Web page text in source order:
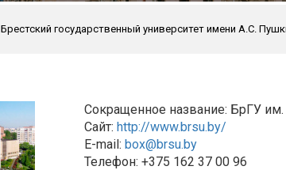
Брестский государственный университет имени А.С.
Сокращенное название: БрГУ
Сайт: http://www.brsu.by/
E-mail: box@brsu.by
Телефон: +375 162 37 00 96